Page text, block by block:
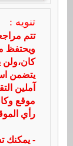
تنويه :
تتم
ويحتفظ
كان،ولن
يتضمن
آملين
موقع
رأي
- يمكنك